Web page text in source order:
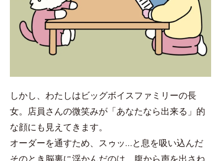
しかし、わたしはビッグボイスファミリーの長
女。店員さんの微笑みが「あなたなら出来る」的
な顔にも見えてきます。
オーダーを通すため、スゥッ…と息を吸い込んだ
そのとき脳裏に浮かんだのは、腹から声を出さね